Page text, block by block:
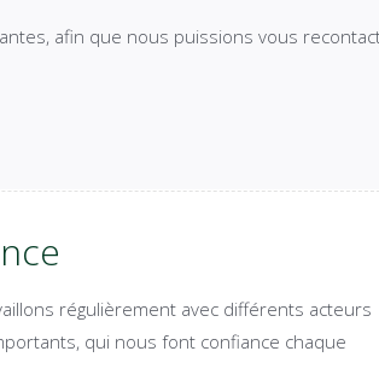
afin que nous puissions vous
régulièrement avec différents acteurs
qui nous font confiance chaque